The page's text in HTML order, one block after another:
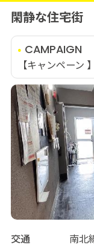
閑静な住宅街
CAMPAIGN
【キャンペー
交通
南北